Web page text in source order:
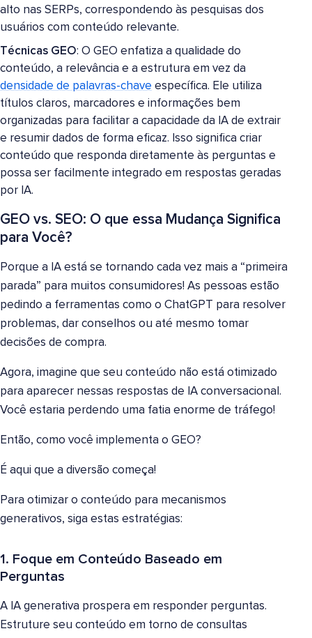
alto nas SERPs, correspondendo às pesquisas dos
usuários com conteúdo relevante.
Técnicas GEO: O GEO enfatiza a qualidade do
conteúdo, a relevância e a estrutura em vez da
densidade de palavras-chave específica. Ele utiliza
títulos claros, marcadores e informações bem
organizadas para facilitar a capacidade da IA de extrair
e resumir dados de forma eficaz. Isso significa criar
conteúdo que responda diretamente às perguntas e
possa ser facilmente integrado em respostas geradas
por IA.
GEO vs. SEO: O que essa Mudança Significa
para Você?
Porque a IA está se tornando cada vez mais a “primeira
parada” para muitos consumidores! As pessoas estão
pedindo a ferramentas como o ChatGPT para resolver
problemas, dar conselhos ou até mesmo tomar
decisões de compra.
Agora, imagine que seu conteúdo não está otimizado
para aparecer nessas respostas de IA conversacional.
Você estaria perdendo uma fatia enorme de tráfego!
Então, como você implementa o GEO?
É aqui que a diversão começa!
Para otimizar o conteúdo para mecanismos
generativos, siga estas estratégias:
1. Foque em Conteúdo Baseado em
Perguntas
A IA generativa prospera em responder perguntas.
Estruture seu conteúdo em torno de consultas